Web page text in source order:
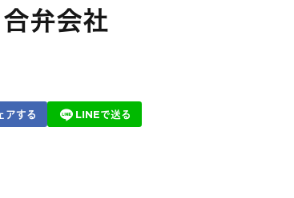
弁会社
アする LINEで送る